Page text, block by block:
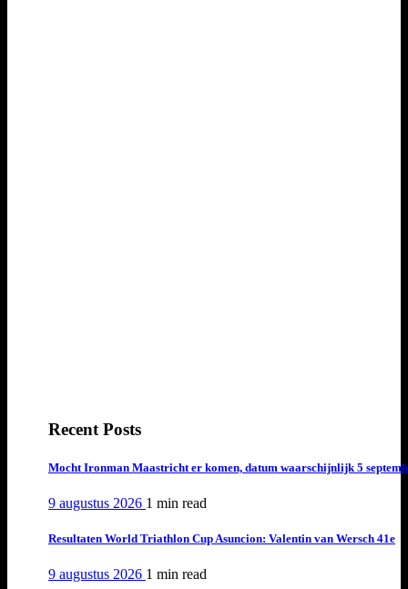
Recent Posts
Mocht Ironman Maastricht er komen, datum waarschijnlijk 5
9 augustus 2026 1 min read
Resultaten World Triathlon Cup Asuncion: Valentin van Wersch 41e
9 augustus 2026 1 min read